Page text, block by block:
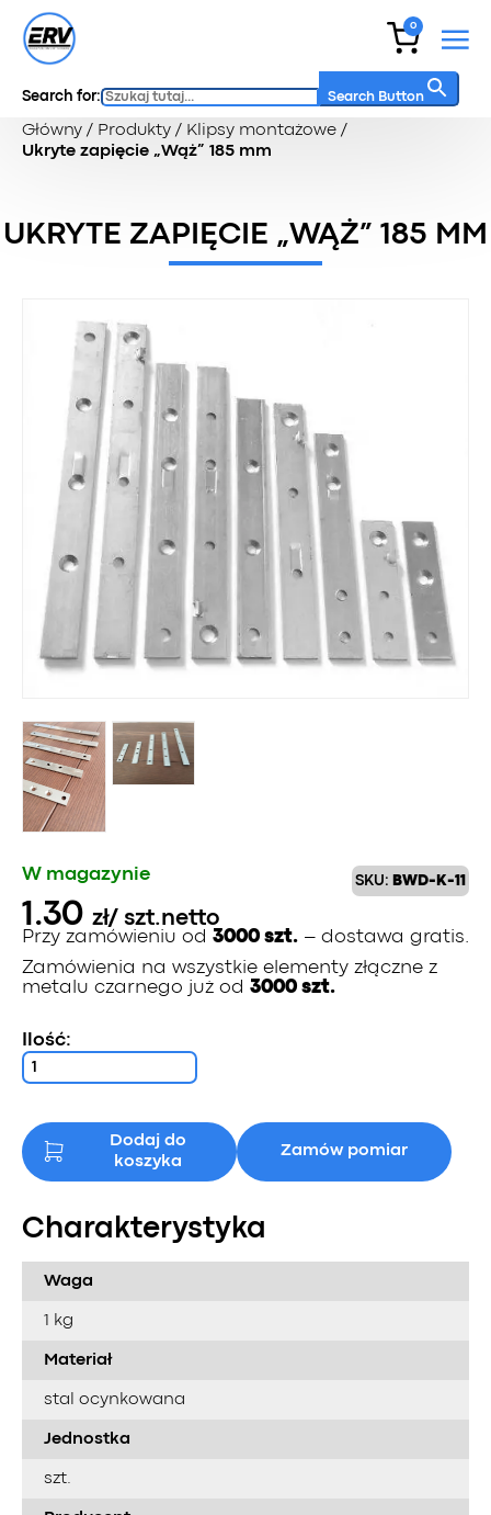
0
Search for: Search Button
Główny / Produkty / Klipsy montażowe /
Ukryte zapięcie „Wąż” 185 mm
UKRYTE ZAPIĘCIE „WĄŻ” 185 MM
SKU: BWD-K-11
W magazynie
1.30 zł/ szt.netto
Przy zamówieniu od 3000 szt. – dostawa gratis.
Zamówienia na wszystkie elementy złączne z
metalu czarnego już od 3000 szt.
Ilość:
Dodaj do
koszyka
Zamów pomiar
Charakterystyka
Waga
1 kg
Materiał
stal ocynkowana
Jednostka
szt.